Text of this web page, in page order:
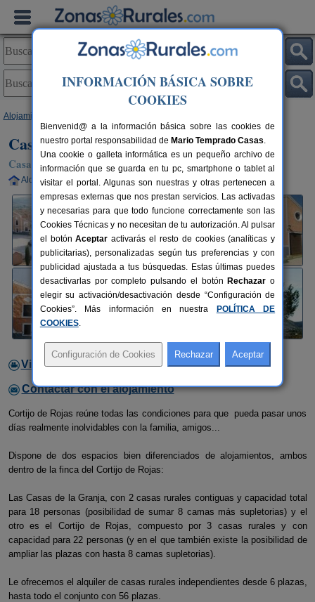
Alojamientos
Casas Rurales Cortijo de Rojas
Casa Rural en Moratalla (Murcia)
Alquiler completo 2-22+6 plazas 80 km de Murcia
Video
Contactar con el alojamiento
Cortijo de Rojas reúne todas las condiciones para que pueda pasar unos
días realmente inolvidables con la familia, amigos...
Dispone de dos espacios bien diferenciados de alojamientos, ambos
dentro de la finca del Cortijo de Rojas:
Las Casas de la Granja, con 2 casas rurales contiguas y capacidad total
para 18 personas (posibilidad de sumar 8 camas más supletorias) y el
otro es el Cortijo de Rojas, compuesto por 3 casas rurales y con
capacidad para 22 personas (y en el que también existe la posibilidad de
ampliar las plazas con hasta 8 camas supletorias).
Le ofrecemos el alquiler de casas rurales independientes desde 6 plazas,
hasta todo el conjunto con 56 plazas.
INFORMACIÓN BÁSICA SOBRE
COOKIES
Bienvenid@ a la información básica sobre las cookies de
nuestro portal responsabilidad de Mario Temprado Casas.
Una cookie o galleta informática es un pequeño archivo de
información que se guarda en tu pc, smartphone o tablet al
visitar el portal. Algunas son nuestras y otras pertenecen a
empresas externas que nos prestan servicios. Las activadas
y necesarias para que todo funcione correctamente son las
Cookies Técnicas y no necesitan de tu autorización. Al pulsar
el botónAceptar activarás el resto de cookies (analíticas y
publicitarias), personalizadas según tus preferencias y con
publicidad ajustada a tus búsquedas. Estas últimas puedes
desactivarlas por completo pulsando el botón Rechazar o
elegir su activación/desactivación desde “Configuración de
Cookies”. Más información en nuestra
POLÍTICA DE
COOKIES.